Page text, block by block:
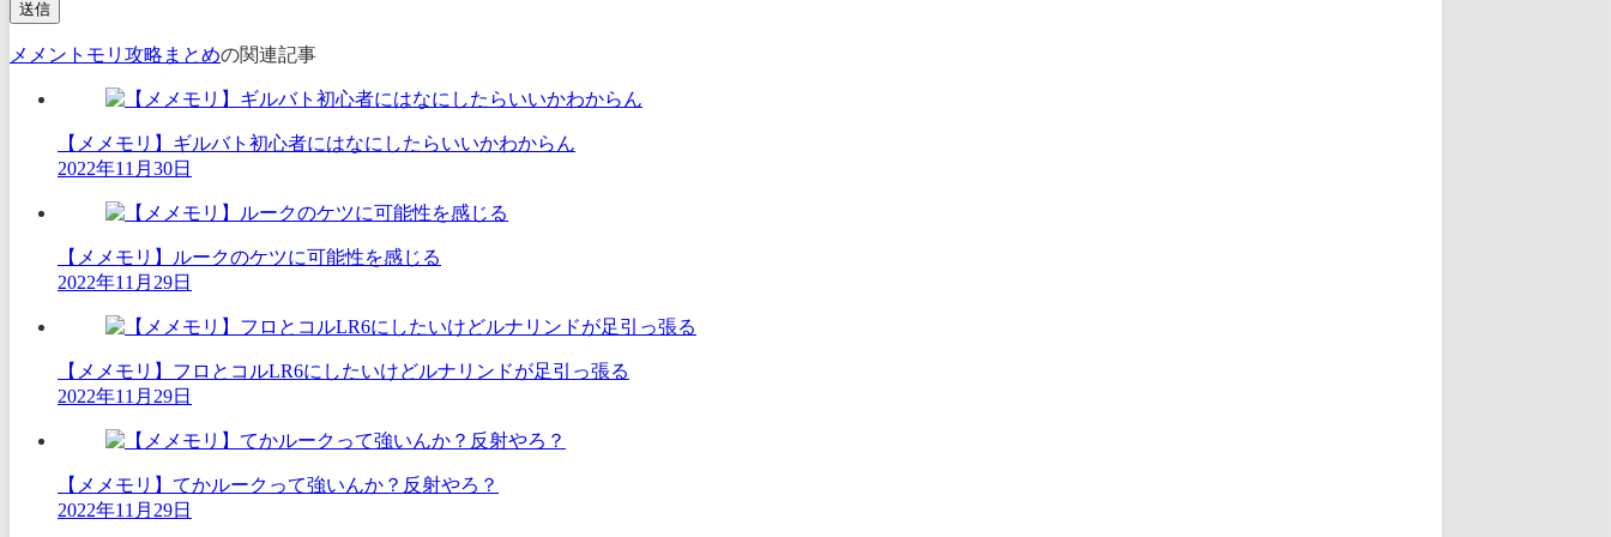
メメントモリ攻略まとめの関連記事
【メメモリ】ギルバト初心者にはなにしたらいいかわからん
2022年11月30日
【メメモリ】ルークのケツに可能性を感じる
2022年11月29日
【メメモリ】フロとコルLR6にしたいけどルナリンドが足引っ張る
2022年11月29日
【メメモリ】てかルークって強いんか？反射やろ？
2022年11月29日